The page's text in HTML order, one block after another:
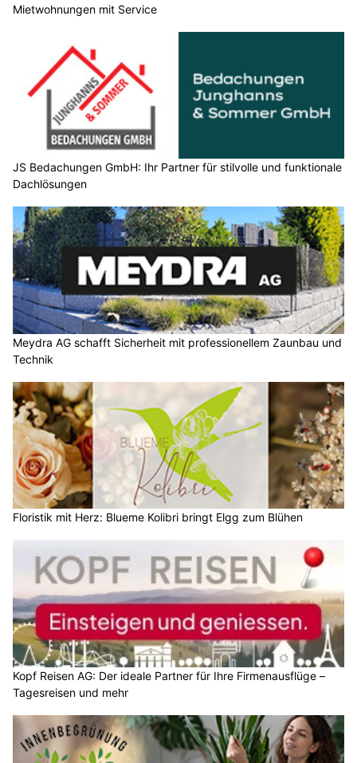
Mietwohnungen mit Service
JS Bedachungen GmbH: Ihr Partner für stilvolle und funktionale
Dachlösungen
Meydra AG schafft Sicherheit mit professionellem Zaunbau und
Technik
Floristik mit Herz: Blueme Kolibri bringt Elgg zum Blühen
Kopf Reisen AG: Der ideale Partner für Ihre Firmenausflüge –
Tagesreisen und mehr